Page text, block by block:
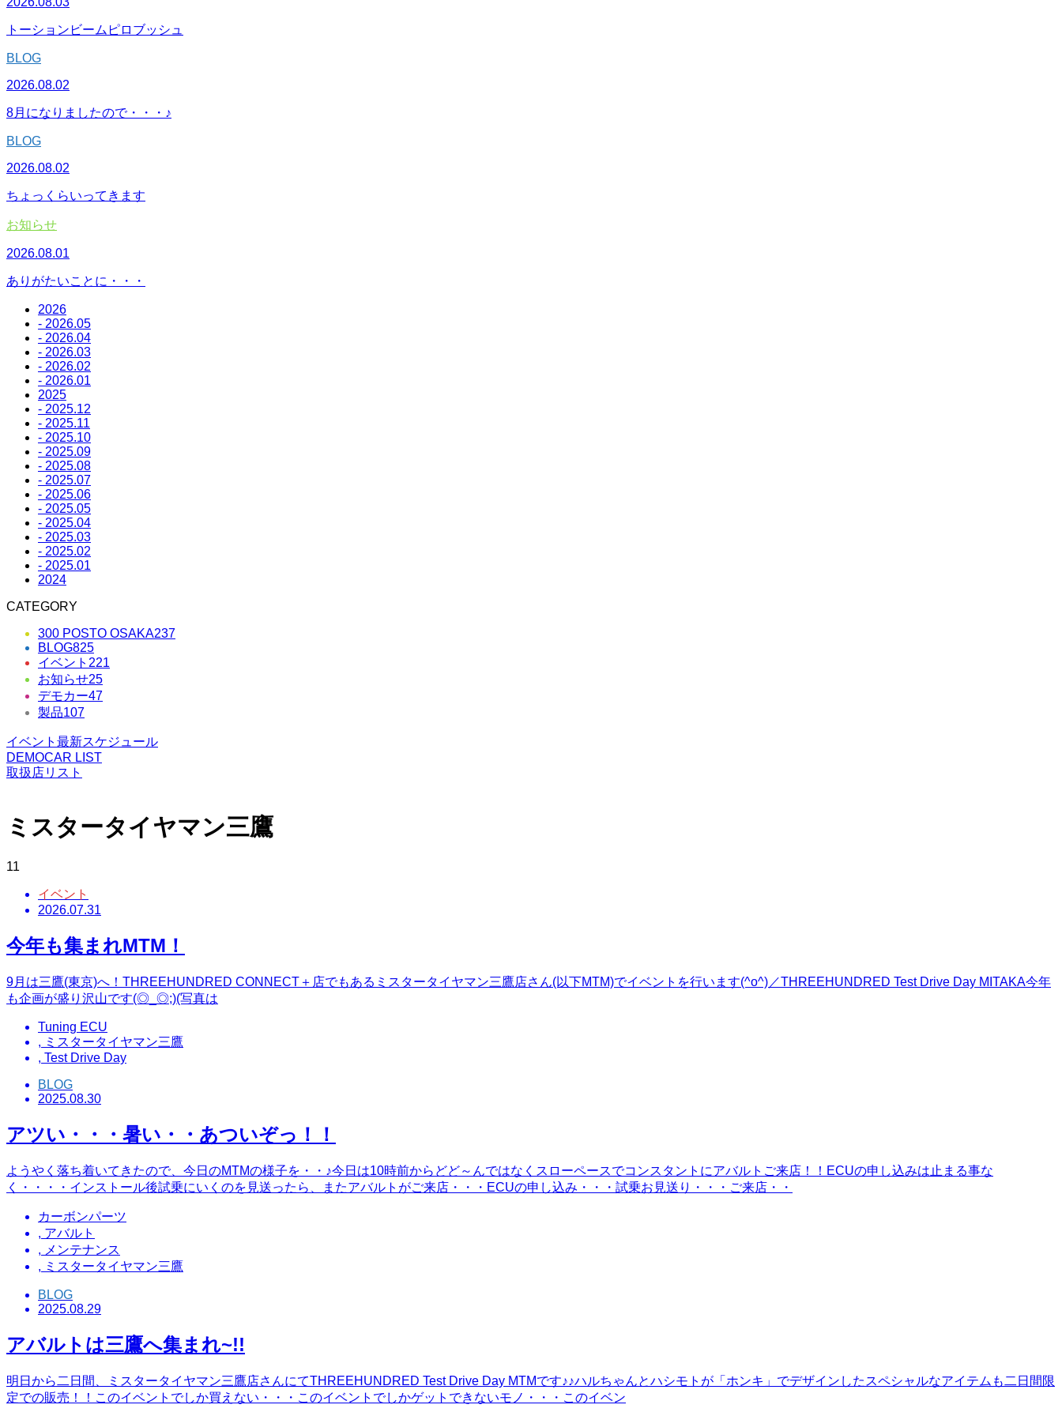
トーションビームピロブッシュ
BLOG
2026.08.02
8月になりましたので・・・♪
BLOG
2026.08.02
ちょっくらいってきます
お知らせ
2026.08.01
ありがたいことに・・・
2026
- 2026.05
- 2026.04
- 2026.03
- 2026.02
- 2026.01
2025
- 2025.12
- 2025.11
- 2025.10
- 2025.09
- 2025.08
- 2025.07
- 2025.06
- 2025.05
- 2025.04
- 2025.03
- 2025.02
- 2025.01
2024
CATEGORY
300 POSTO OSAKA237
BLOG825
イベント 221
お知らせ25
デモカー47
製品107
イベント最新スケジュール
DEMOCAR LIST
取扱店リスト
ミスタータイヤマン三鷹
11
イベント
2026.07.31
今年も集まれMTM！
9月は三鷹(東京)へ！THREEHUNDRED CONNECT＋店でもあるミスタータイヤマン三鷹店さん(以下MTM)でイベントを行います(^o^)／THREEHUNDRED Test Drive Day MITAKA今年
も企画が盛り沢山です(◎_◎;)(写真は
Tuning ECU
, ミスタータイヤマン三鷹
, Test Drive Day
BLOG
2025.08.30
アツい・・・暑い・・あついぞっ！！
ようやく落ち着いてきたので、今日のMTMの様子を・・♪今日は10時前からどど～んではなくスローペースでコンスタントにアバルトご来店！！ECUの申し込みは止まる事な
く・・・・インストール後試乗にいくのを見送ったら、またアバルトがご来店・・・ECUの申し込み・・・試乗お見送り・・・ご来店・・
カーボンパーツ
, アバルト
, メンテナンス
, ミスタータイヤマン三鷹
BLOG
2025.08.29
アバルトは三鷹へ集まれ~!!
明日から二日間、ミスタータイヤマン三鷹店さんにてTHREEHUNDRED Test Drive Day MTMです♪♪ハルちゃんとハシモトが「ホンキ」でデザインしたスペシャルなアイテムも二日間限
定での販売！！このイベントでしか買えない・・・このイベントでしかゲットできないモノ・・・このイベン